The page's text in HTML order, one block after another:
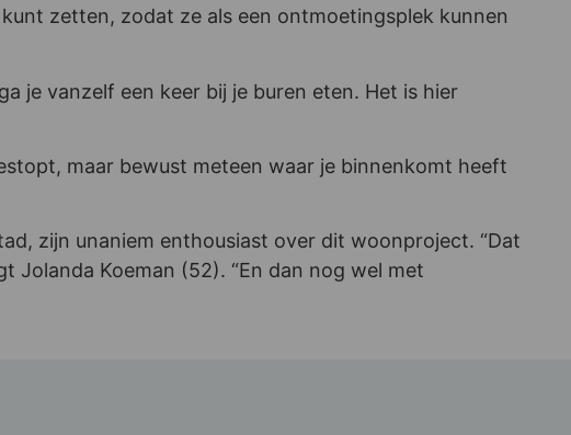
zetten, zodat ze als een ontmoetingsplek kunnen
je vanzelf een keer bij je buren eten. Het is hier
maar bewust meteen waar je binnenkomt heeft
zijn unaniem enthousiast over dit woonproject. “Dat
Jolanda Koeman (52). “En dan nog wel met